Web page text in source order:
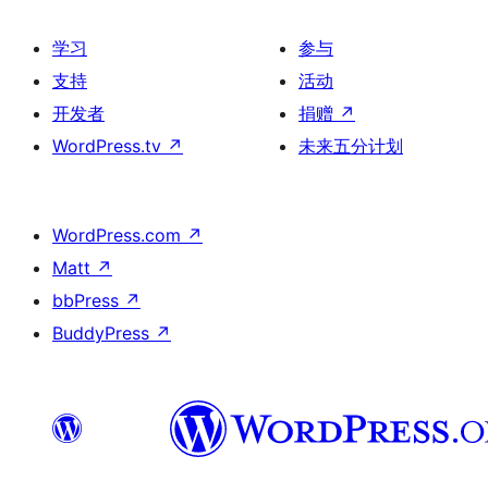
学习
支持
开发者
WordPress.tv ↗
参与
活动
捐赠 ↗
未来五分计划
WordPress.com ↗
Matt ↗
bbPress ↗
BuddyPress ↗